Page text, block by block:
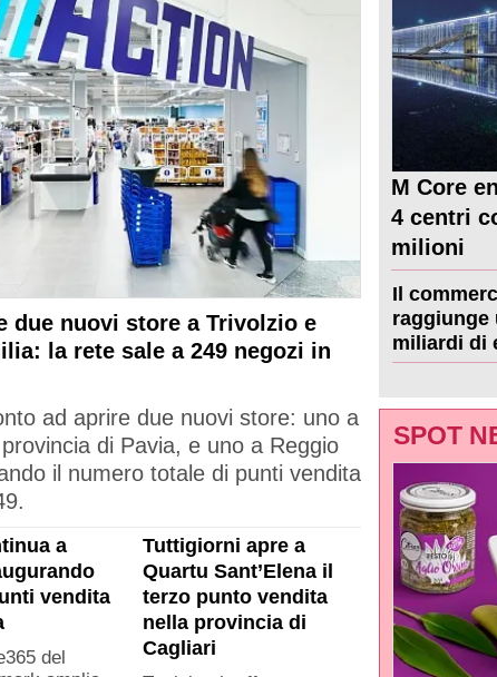
due nuovi store a Trivolzio e
la rete sale a 249 negozi in
ad aprire due nuovi store: uno a
di Pavia, e uno a Reggio
il numero totale di punti vendita
a
vendita
del
Tuttigiorni apre a
Quartu Sant’Elena il
terzo punto vendita
nella provincia di
Cagliari
M Core
4 centri
milioni
Il
raggiunge
miliardi di
SPOT